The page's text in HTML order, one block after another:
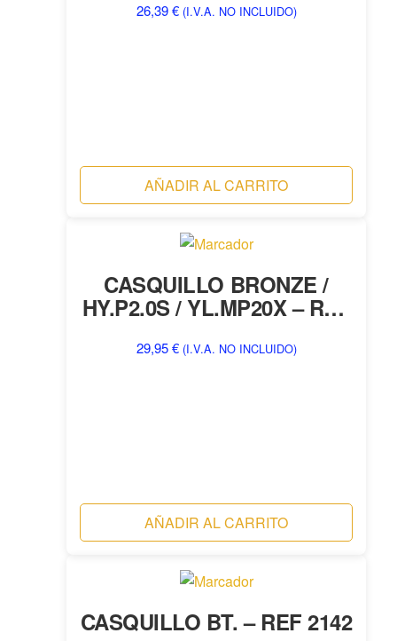
26,39€ (I.V.A. NO INCLUIDO)
AÑADIR AL CARRITO
CASQUILLO BRONZE /
HY.P2.0S / YL.MP20X – REF
29,95€ (I.V.A. NO INCLUIDO)
AÑADIR AL CARRITO
CASQUILLO BT. – REF 2142